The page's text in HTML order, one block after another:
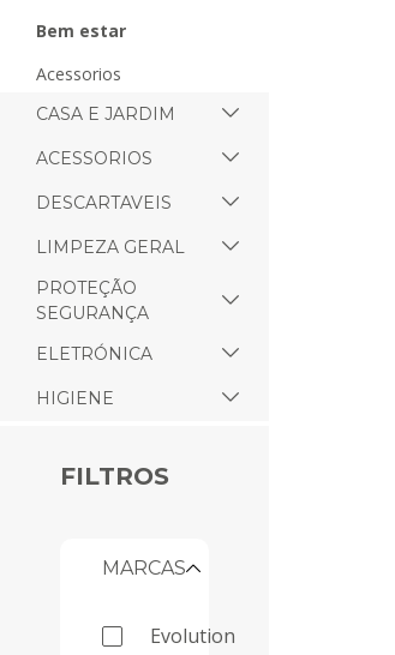
bem estar
acessorios
CASA E JARDIM
ACESSORIOS
DESCARTAVEIS
LIMPEZA GERAL
PROTEÇÃO
SEGURANÇA
ELETRÓNICA
HIGIENE
FILTROS
MARCAS
evolution